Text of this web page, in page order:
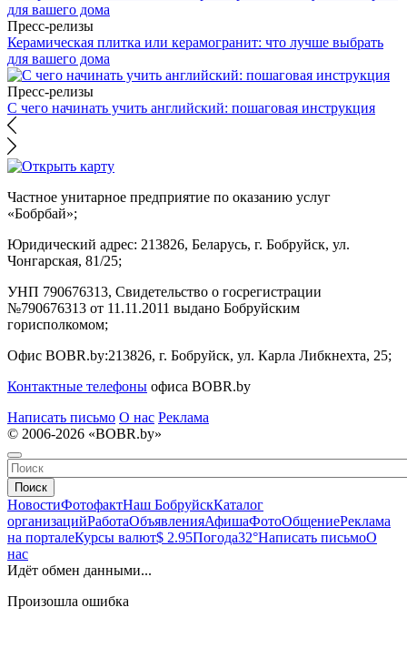
Пресс-релизы
Керамическая плитка или керамогранит: что лучше выбрать
для вашего дома
Пресс-релизы
С чего начинать учить английский: пошаговая инструкция
Частное унитарное предприятие по оказанию услуг
«Бобрбай»;
Юридический адрес: 213826, Беларусь, г. Бобруйск, ул.
Чонгарская, 81/25;
УНП 790676313, Свидетельство о госрегистрации
№790676313 от 11.11.2011 выдано Бобруйским
горисполкомом;
Офис BOBR.by:213826, г. Бобруйск, ул. Карла Либкнехта, 25;
Контактные телефоны офиса BOBR.by
Написать письмо О нас Реклама
© 2006-2026 «BOBR.by»
Поиск
НовостиФотофактНаш БобруйскКаталог
организацийРаботаОбъявленияАфишаФотоОбщениеРеклама
на порталеКурсы валют$ 2.95Погода32°Написать письмоО
нас
Идёт обмен данными...
Произошла ошибка